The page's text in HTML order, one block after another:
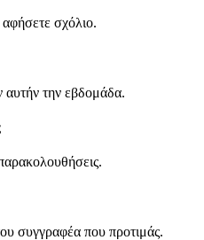
σχόλιο.
αυτήν την εβδομάδα.
συγγραφέα που προτιμάς.